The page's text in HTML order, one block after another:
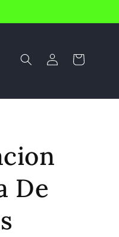
Iniciar
sesión
Carrito
De